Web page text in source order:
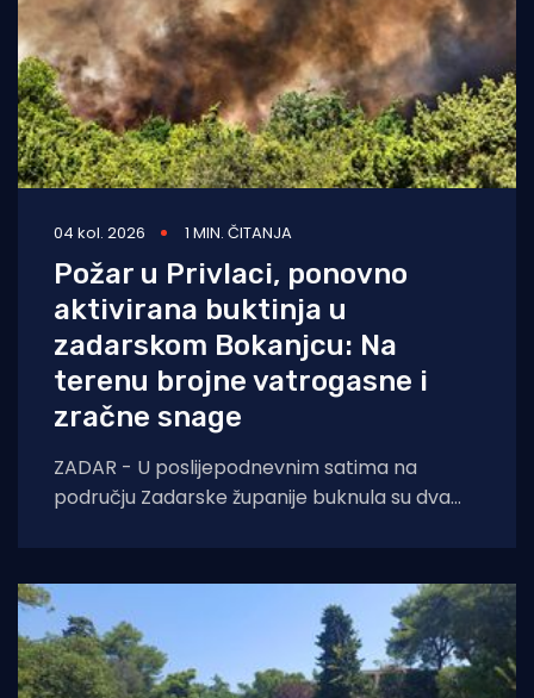
04 kol. 2026 1 MIN. ČITANJA
Požar u Privlaci, ponovno
aktivirana buktinja u
zadarskom Bokanjcu: Na
terenu brojne vatrogasne i
zračne snage
ZADAR - U poslijepodnevnim satima na
području Zadarske županije buknula su dva